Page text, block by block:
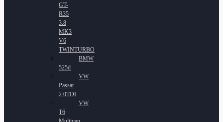
GT-
R35
3.8
MK3
V6
TWINTURBO
BMW
525d
VW
Passat
2.0TDI
VW
T6